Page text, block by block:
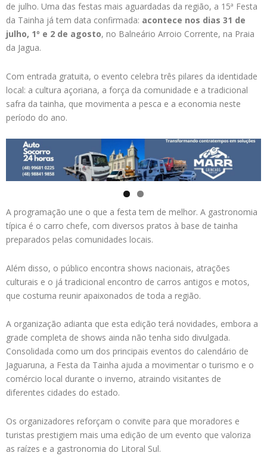
de julho. Uma das festas mais aguardadas da região, a 15ª Festa
da Tainha já tem data confirmada: acontece nos dias 31 de
julho, 1º e 2 de agosto, no Balneário Arroio Corrente, na Praia
da Jagua.
Com entrada gratuita, o evento celebra três pilares da identidade
local: a cultura açoriana, a força da comunidade e a tradicional
safra da tainha, que movimenta a pesca e a economia neste
período do ano.
A programação une o que a festa tem de melhor. A gastronomia
típica é o carro chefe, com diversos pratos à base de tainha
preparados pelas comunidades locais.
Além disso, o público encontra shows nacionais, atrações
culturais e o já tradicional encontro de carros antigos e motos,
que costuma reunir apaixonados de toda a região.
A organização adianta que esta edição terá novidades, embora a
grade completa de shows ainda não tenha sido divulgada.
Consolidada como um dos principais eventos do calendário de
Jaguaruna, a Festa da Tainha ajuda a movimentar o turismo e o
comércio local durante o inverno, atraindo visitantes de
diferentes cidades do estado.
Os organizadores reforçam o convite para que moradores e
turistas prestigiem mais uma edição de um evento que valoriza
as raízes e a gastronomia do Litoral Sul.